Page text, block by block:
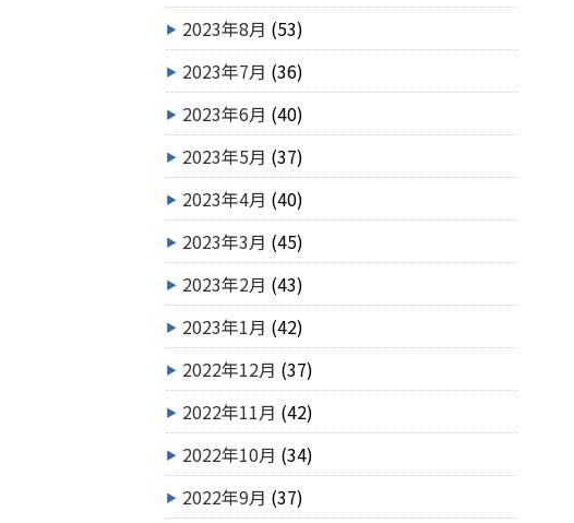
2023年8月 (53)
2023年7月 (36)
2023年6月 (40)
2023年5月 (37)
2023年4月 (40)
2023年3月 (45)
2023年2月 (43)
2023年1月 (42)
2022年12月 (37)
2022年11月 (42)
2022年10月 (34)
2022年9月 (37)